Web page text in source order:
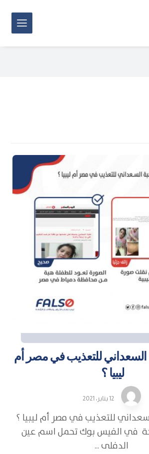
للتعذيب في مصر أم
ليبيا ؟
12 يناير، 2021
للتعذيب في مصر أم ليبيا ؟
في الفيس بوك تحمل اسم عين
الدفلى ...